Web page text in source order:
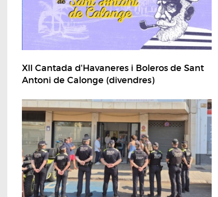
XII Cantada d'Havaneres i Boleros de Sant
Antoni de Calonge (divendres)